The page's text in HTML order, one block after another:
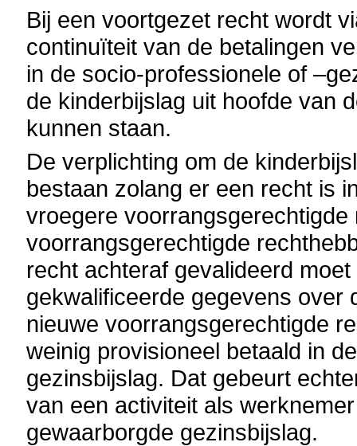
Bij een voortgezet recht wordt
continuïteit van de betalingen
in de socio-professionele of
de kinderbijslag uit hoofde van
kunnen staan.
De verplichting om de
bestaan zolang er een recht is
vroegere
voorrangsgerechtigde
recht achteraf gevalideerd
gekwalificeerde gegevens over
nieuwe voorrangsgerechtigde
weinig provisioneel betaald in
gezinsbijslag. Dat gebeurt
van een activiteit als
gewaarborgde gezinsbijslag.